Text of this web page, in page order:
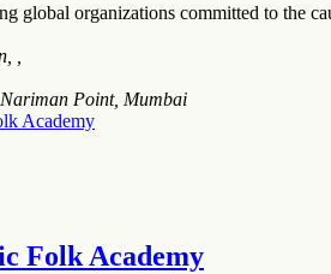
global organizations committed to the
Point, Mumbai
Folk Academy